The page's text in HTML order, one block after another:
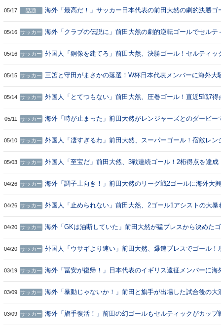
外の反応】
05/17 話題
海外「最高だ！」サッカー日本代表の前田大然の劇的決勝ゴ
05/16 サッカー 海外「クラブの伝説に」前田大然の劇的逆転ゴールでセルテ
05/16 サッカー 外国人「銅像を建てろ」前田大然、決勝ゴール！セルティッ
05/15 サッカー 三笘と守田がまさかの落選！W杯日本代表メンバーに海外大
05/14 サッカー 外国人「とてつもない」前田大然、圧巻ゴール！直近5戦7得
応】
05/11 サッカー 海外「時が止まった」前田大然がレンジャーズとのダービー
05/10 サッカー 外国人「凄すぎるわ」前田大然、スーパーゴール！宿敵レン
外の反応】
05/03 サッカー 外国人「至宝だ」前田大然、3戦連続ゴール！2桁得点を達成
応】
04/26 サッカー 海外「調子上向き！」前田大然のリーグ戦2ゴールに海外大
04/26 サッカー 外国人「止められない」前田大然、2ゴール1アシストの大暴
04/20 サッカー 海外「GKは油断していた」前田大然が猛プレスから決めた
04/20 サッカー 外国人「ウサギより速い」前田大然、爆速プレスでゴール！
03/19 サッカー 海外「冨安が復帰！」日本代表のイギリス遠征メンバーに海
03/09 サッカー 海外「暴動じゃないか！」前田と旗手が出場した試合後の大
03/09 サッカー 海外「旗手復活！」前田の幻ゴールもセルティックがカップ